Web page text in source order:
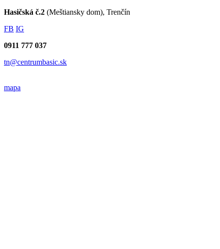
Hasičská č.2 (Meštiansky dom), Trenčín
FB IG
0911 777 037
tn@centrumbasic.sk
mapa